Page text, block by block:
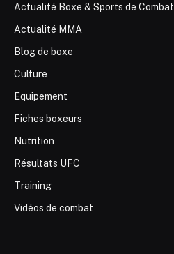
Actualité Boxe & Sports de Combat
Actualité MMA
Blog de boxe
Culture
Equipement
Fiches boxeurs
Nutrition
Résultats UFC
Training
Vidéos de combat